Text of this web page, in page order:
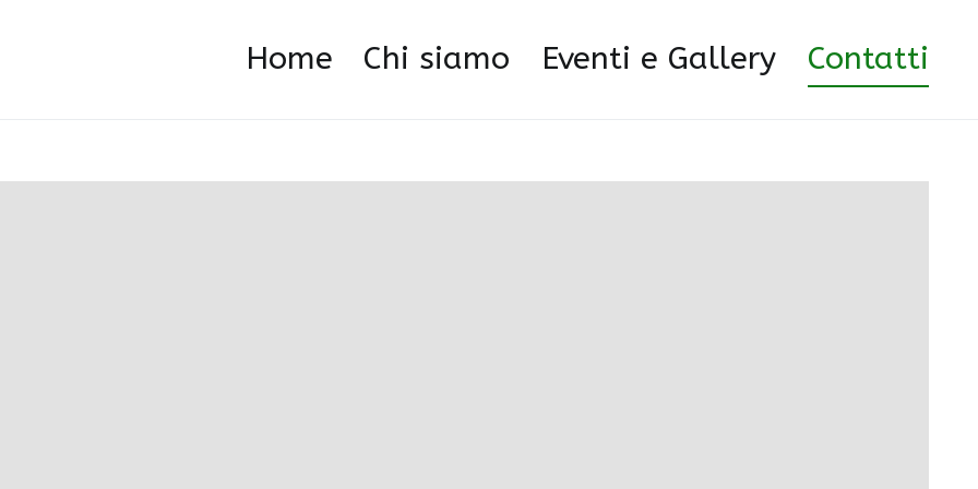
Home Chi siamo Eventi e Gallery Contatti
Home Contatti